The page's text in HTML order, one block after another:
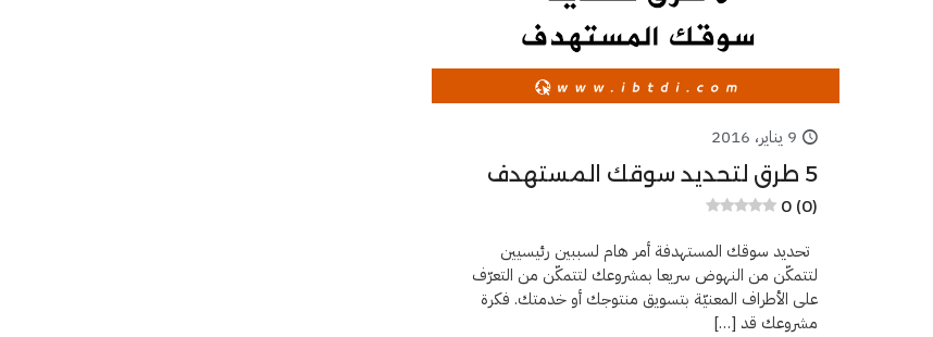
9 يناير، 2016
5 طرق لتحديد سوقك المستهدف
0 (0)
تحديد سوقك المستهدفة أمر هام لسببين رئيسيين
لتتمكّن من النهوض سريعا بمشروعك لتتمكّن من التعرّف
على الأطراف المعنيّة بتسويق منتوجك أو خدمتك. فكرة
مشروعك قد […]